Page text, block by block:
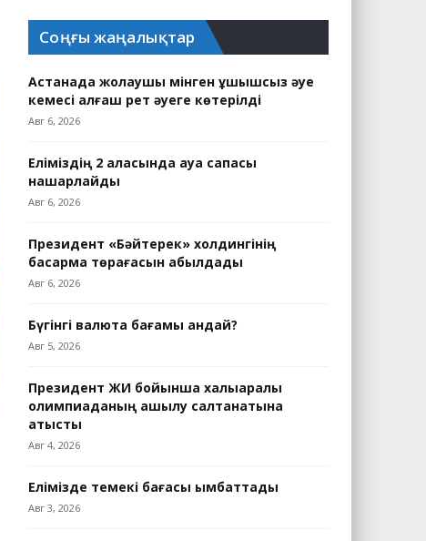
Соңғы жаңалықтар
Астанада жолаушы мінген ұшқышсыз әуе
кемесі алғаш рет әуеге көтерілді
Авг 6, 2026
Еліміздің 2 қаласында ауа сапасы
нашарлайды
Авг 6, 2026
Президент «Бәйтерек» холдингінің
басқарма төрағасын қабылдады
Авг 6, 2026
Бүгінгі валюта бағамы қандай?
Авг 5, 2026
Президент ЖИ бойынша халықаралық
олимпиаданың ашылу салтанатына
қатысты
Авг 4, 2026
Елімізде темекі бағасы қымбаттады
Авг 3, 2026